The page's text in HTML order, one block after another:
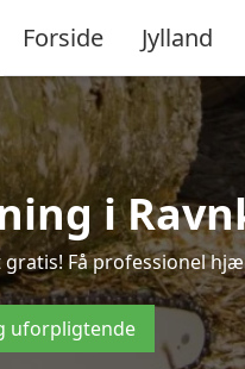
Forside Jylland
i
Få professionel
uforpligtende